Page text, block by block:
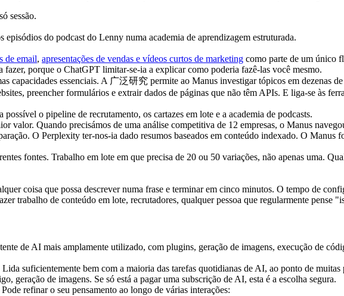
sessão.
do podcast do Lenny numa academia de aprendizagem estruturada.
de email, apresentações de vendas e vídeos curtos de marketing como parte de um único
fazer, porque o ChatGPT limitar-se-ia a explicar como poderia fazê-las você mesmo.
capacidades essenciais. A 广泛研究 permite ao Manus investigar tópicos em dezenas
preencher formulários e extrair dados de páginas que não têm APIs. E liga-se às
possível o pipeline de recrutamento, os cartazes em lote e a academia de podcasts.
valor. Quando precisámos de uma análise competitiva de 12 empresas, o Manus
O Perplexity ter-nos-ia dado resumos baseados em conteúdo indexado. O Manus
fontes. Trabalho em lote em que precisa de 20 ou 50 variações, não apenas uma.
coisa que possa descrever numa frase e terminar em cinco minutos. O tempo de
trabalho de conteúdo em lote, recrutadores, qualquer pessoa que regularmente pense
de AI mais amplamente utilizado, com plugins, geração de imagens, execução de
suficientemente bem com a maioria das tarefas quotidianas de AI, ao ponto de muitas
geração de imagens. Se só está a pagar uma subscrição de AI, esta é a escolha segura.
refinar o seu pensamento ao longo de várias interações: